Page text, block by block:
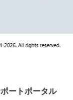
ートポータル